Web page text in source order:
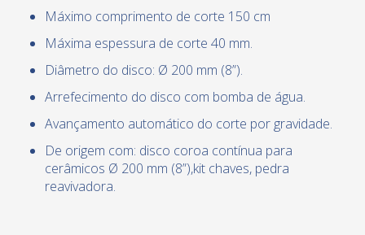
Máximo comprimento de corte 150 cm
Máxima espessura de corte 40 mm.
Diâmetro do disco: Ø 200 mm (8”).
Arrefecimento do disco com bomba de água.
Avançamento automático do corte por gravidade.
De origem com: disco coroa contínua para
cerâmicos Ø 200 mm (8”),kit chaves, pedra
reavivadora.